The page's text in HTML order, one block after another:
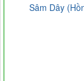
Sâm Dây